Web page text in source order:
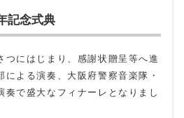
記念式典
にはじまり、感謝状贈呈等へ進
よる演奏、大阪府警察音楽隊・
奏で盛大なフィナーレとなりまし